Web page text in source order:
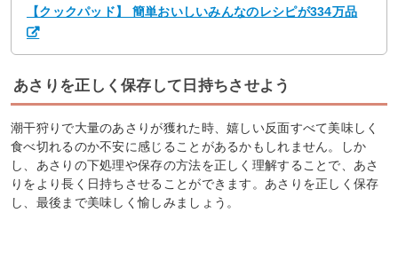
【クックパッド】 簡単おいしいみんなのレシピが334万品
あさりを正しく保存して日持ちさせよう
潮干狩りで大量のあさりが獲れた時、嬉しい反面すべて美味しく
食べ切れるのか不安に感じることがあるかもしれません。しか
し、あさりの下処理や保存の方法を正しく理解することで、あさ
りをより長く日持ちさせることができます。あさりを正しく保存
し、最後まで美味しく愉しみましょう。